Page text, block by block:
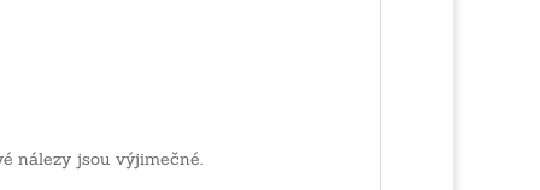
nálezy jsou výjimečné.